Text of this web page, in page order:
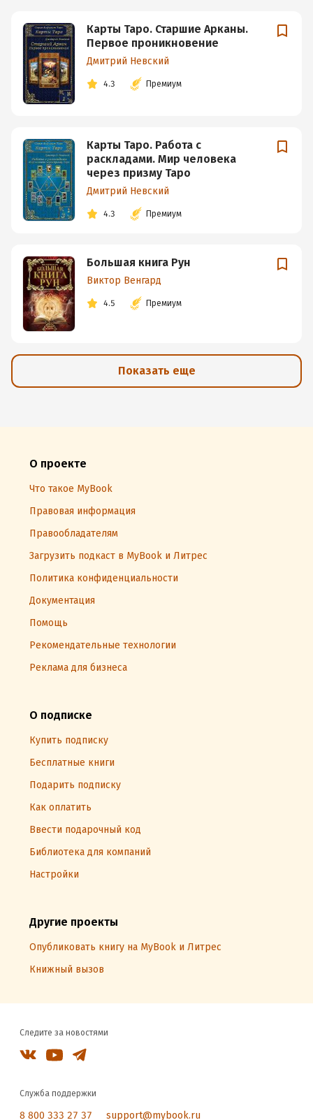
Карты Таро. Старшие Арканы.
Первое проникновение
Дмитрий Невский
4.3 Премиум
Карты Таро. Работа с
раскладами. Мир человека
через призму Таро
Дмитрий Невский
4.3 Премиум
Большая книга Рун
Виктор Венгард
4.5 Премиум
Показать еще
О проекте
Что такое MyBook
Правовая информация
Правообладателям
Загрузить подкаст в MyBook и Литрес
Политика конфиденциальности
Документация
Помощь
Рекомендательные технологии
Реклама для бизнеса
О подписке
Купить подписку
Бесплатные книги
Подарить подписку
Как оплатить
Ввести подарочный код
Библиотека для компаний
Настройки
Другие проекты
Опубликовать книгу на MyBook и Литрес
Книжный вызов
Следите за новостями
Служба поддержки
8 800 333 27 37 support@mybook.ru